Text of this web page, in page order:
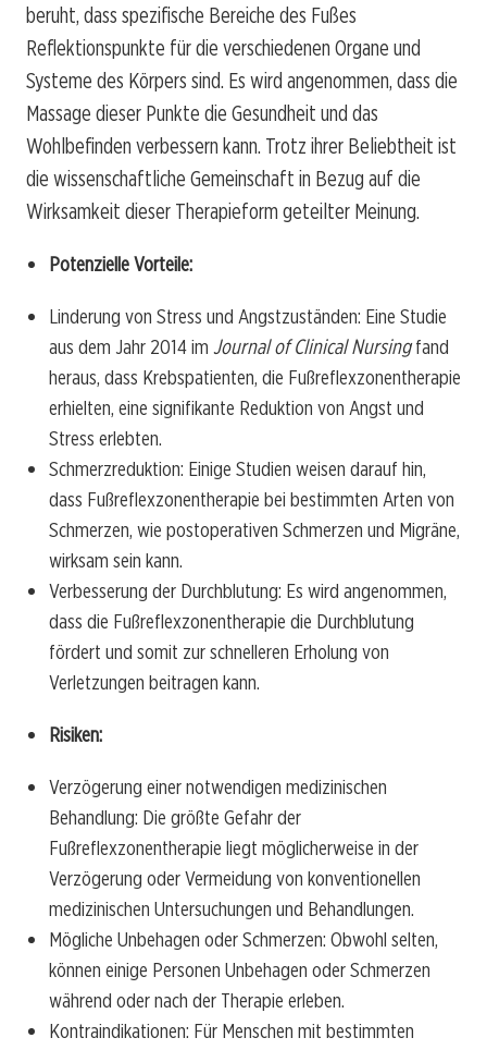
beruht, dass spezifische Bereiche des Fußes
Reflektionspunkte für die verschiedenen Organe und
Systeme des Körpers sind. Es wird angenommen, dass die
Massage dieser Punkte die Gesundheit und das
Wohlbefinden verbessern kann. Trotz ihrer Beliebtheit ist
die wissenschaftliche Gemeinschaft in Bezug auf die
Wirksamkeit dieser Therapieform geteilter Meinung.
Potenzielle Vorteile:
Linderung von Stress und Angstzuständen: Eine Studie
aus dem Jahr 2014 im Journal of Clinical Nursingfand
heraus, dass Krebspatienten, die Fußreflexzonentherapie
erhielten, eine signifikante Reduktion von Angst und
Stress erlebten.
Schmerzreduktion: Einige Studien weisen darauf hin,
dass Fußreflexzonentherapie bei bestimmten Arten von
Schmerzen, wie postoperativen Schmerzen und Migräne,
wirksam sein kann.
Verbesserung der Durchblutung: Es wird angenommen,
dass die Fußreflexzonentherapie die Durchblutung
fördert und somit zur schnelleren Erholung von
Verletzungen beitragen kann.
Risiken:
Verzögerung einer notwendigen medizinischen
Behandlung: Die größte Gefahr der
Fußreflexzonentherapie liegt möglicherweise in der
Verzögerung oder Vermeidung von konventionellen
medizinischen Untersuchungen und Behandlungen.
Mögliche Unbehagen oder Schmerzen: Obwohl selten,
können einige Personen Unbehagen oder Schmerzen
während oder nach der Therapie erleben.
Kontraindikationen: Für Menschen mit bestimmten